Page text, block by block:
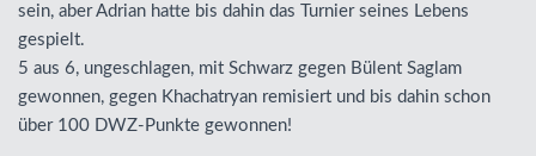
sein, aber Adrian hatte bis dahin das Turnier seines Lebens
gespielt.
5 aus 6, ungeschlagen, mit Schwarz gegen Bülent Saglam
gewonnen, gegen Khachatryan remisiert und bis dahin schon
über 100 DWZ-Punkte gewonnen!